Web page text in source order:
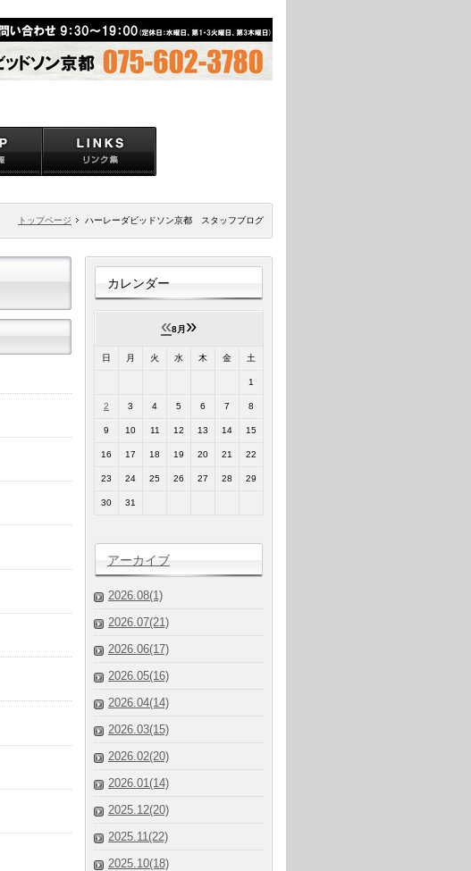
トップページ ハーレーダビッドソン京都 スタッフブログ
カレンダー
«8月 »
日 月 火 水 木 金 土
1
2 3 4 5 6 7 8
9 10 11 12 13 14 15
16 17 18 19 20 21 22
23 24 25 26 27 28 29
30 31
アーカイブ
2026.08(1)
2026.07(21)
2026.06(17)
2026.05(16)
2026.04(14)
2026.03(15)
2026.02(20)
2026.01(14)
2025.12(20)
2025.11(22)
2025.10(18)